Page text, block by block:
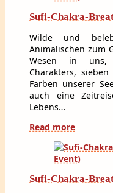
Sufi-Chakra-
Wilde und
Animalischen zum
Wesen in uns,
Charakters,
Farben unserer
auch eine
Lebens…
Read more
Sufi-Chakra-